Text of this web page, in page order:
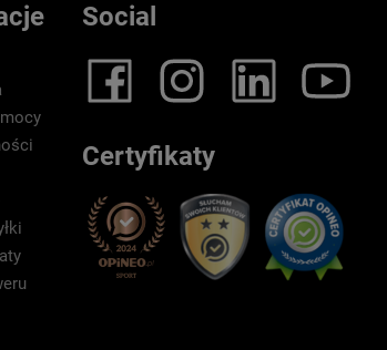
Social
Certyfikaty